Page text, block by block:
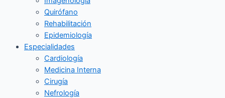
Quirófano
Rehabilitación
Epidemiología
Especialidades
Cardiología
Medicina Interna
Cirugía
Nefrología